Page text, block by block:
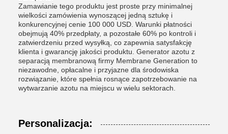
Zamawianie tego produktu jest proste przy minimalnej
wielkości zamówienia wynoszącej jedną sztukę i
konkurencyjnej cenie 100 000 USD. Warunki płatności
obejmują 40% przedpłaty, a pozostałe 60% po kontroli i
zatwierdzeniu przed wysyłką, co zapewnia satysfakcję
klienta i gwarancję jakości produktu. Generator azotu z
separacją membranową firmy Membrane Generation to
niezawodne, opłacalne i przyjazne dla środowiska
rozwiązanie, które spełnia rosnące zapotrzebowanie na
wytwarzanie azotu na miejscu w wielu sektorach.
Personalizacja: